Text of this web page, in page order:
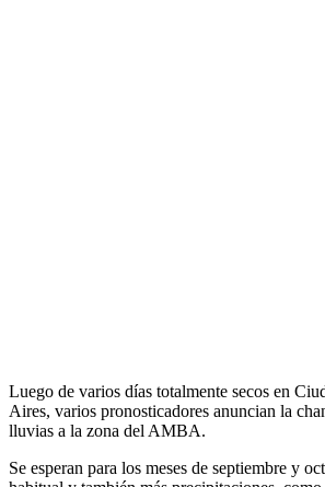
Luego de varios días totalmente secos en
Aires, varios pronosticadores anuncian la
lluvias a la zona del AMBA.
Se esperan para los meses de septiembre y